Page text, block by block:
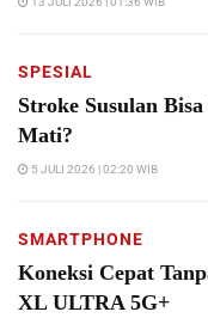
SPESIAL
Stroke Susulan
Mati?
5 JULI 2026 | 02:20 WIB
SMARTPHONE
Koneksi Cepat
XL ULTRA 5G+